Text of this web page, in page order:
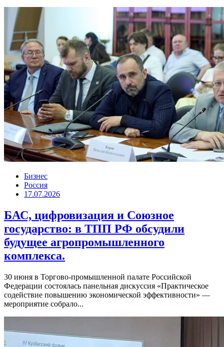
Бизнес
Россия
17.07.2026
БАС, цифровизация и Союзное
государство: в ТПП РФ обсудили
будущее агропромышленного
комплекса.
30 июня в Торгово-промышленной палате Российской
Федерации состоялась панельная дискуссия «Практическое
содействие повышению экономической эффективности» —
мероприятие собрало...